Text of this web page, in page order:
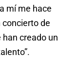
mí me hace
concierto de
creado un